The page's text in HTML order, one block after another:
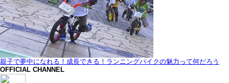
親子で夢中になれる！成長できる！ランニングバイクの魅力って何だろう
OFFICIAL CHANNEL